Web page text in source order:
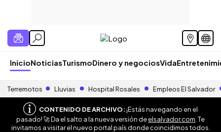
InicioNoticiasTurismoDinero y negociosVida
Terremotos Lluvias Hospital Rosales Empleos El Salvador
CONTENIDO DE ARCHIVO:¡Estás navegando en el
pasado! 🚀 Da el salto a la nueva versión deelsalvador.com . Te
invitamos a visitar el nuevo portal país donde coincidimos todos.